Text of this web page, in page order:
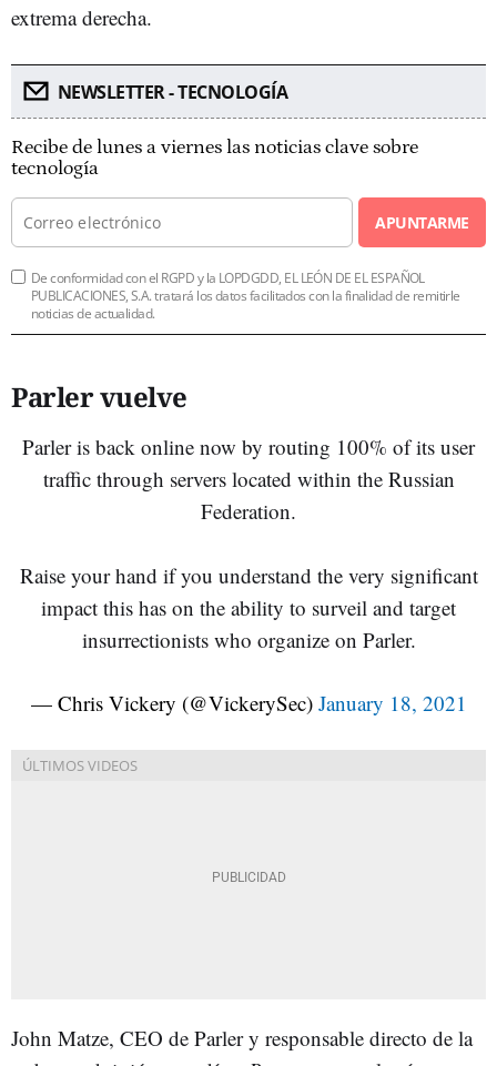
extrema derecha.
NEWSLETTER - TECNOLOGÍA
Recibe de lunes a viernes las noticias clave sobre
tecnología
APUNTARME
De conformidad con el RGPD y la LOPDGDD, EL LEÓN DE EL ESPAÑOL
PUBLICACIONES, S.A. tratará los datos facilitados con la finalidad de remitirle
noticias de actualidad.
Parler vuelve
Parler is back online now by routing 100% of its user
traffic through servers located within the Russian
Federation.
Raise your hand if you understand the very significant
impact this has on the ability to surveil and target
insurrectionists who organize on Parler.
— Chris Vickery (@VickerySec) January 18, 2021
John Matze, CEO de Parler y responsable directo de la